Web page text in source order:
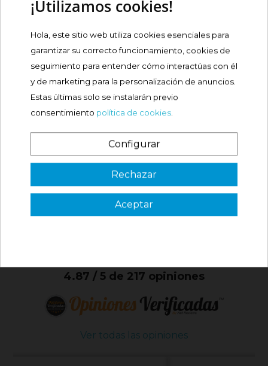
CONTROL PRESERVATIVO
NATURE 24U
Precio
10,30 €
QUE OPINAN NUESTROS
CLIENTES
4.87 / 5 de 217 opiniones
Ver todas las opiniones
¿Es tu primera vez? ¡SORPRESA!
VER CÓDIGO
3 €
¡Utilizamos cookies!
Hola, este sitio web utiliza cookies esenciales para
garantizar su correcto funcionamiento, cookies de
seguimiento para entender cómo interactúas con él
y de marketing para la personalización de anuncios.
Estas últimas solo se instalarán previo
consentimiento política de cookies.
Configurar
Rechazar
Aceptar